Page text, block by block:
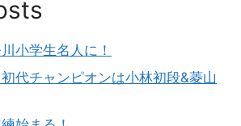
小学生名人に！
代チャンピオンは小林初段&菱山